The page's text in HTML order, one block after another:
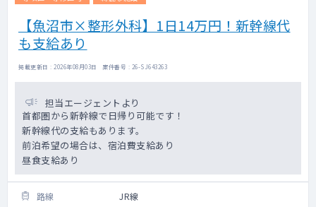
【魚沼市×整形外科】1日14万円！新幹線代
も支給あり
掲載更新日 : 2026年08月03日 案件番号 : 26-SJ643263
担当エージェントより
首都圏から新幹線で日帰り可能です！
新幹線代の支給もあります。
前泊希望の場合は、宿泊費支給あり
昼食支給あり
路線 JR線